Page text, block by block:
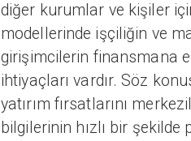
diğer kurumlar ve kişiler
modellerinde işçiliğin ve
girişimcilerin finansmana
ihtiyaçları vardır. Söz
yatırım fırsatlarını
bilgilerinin hızlı bir